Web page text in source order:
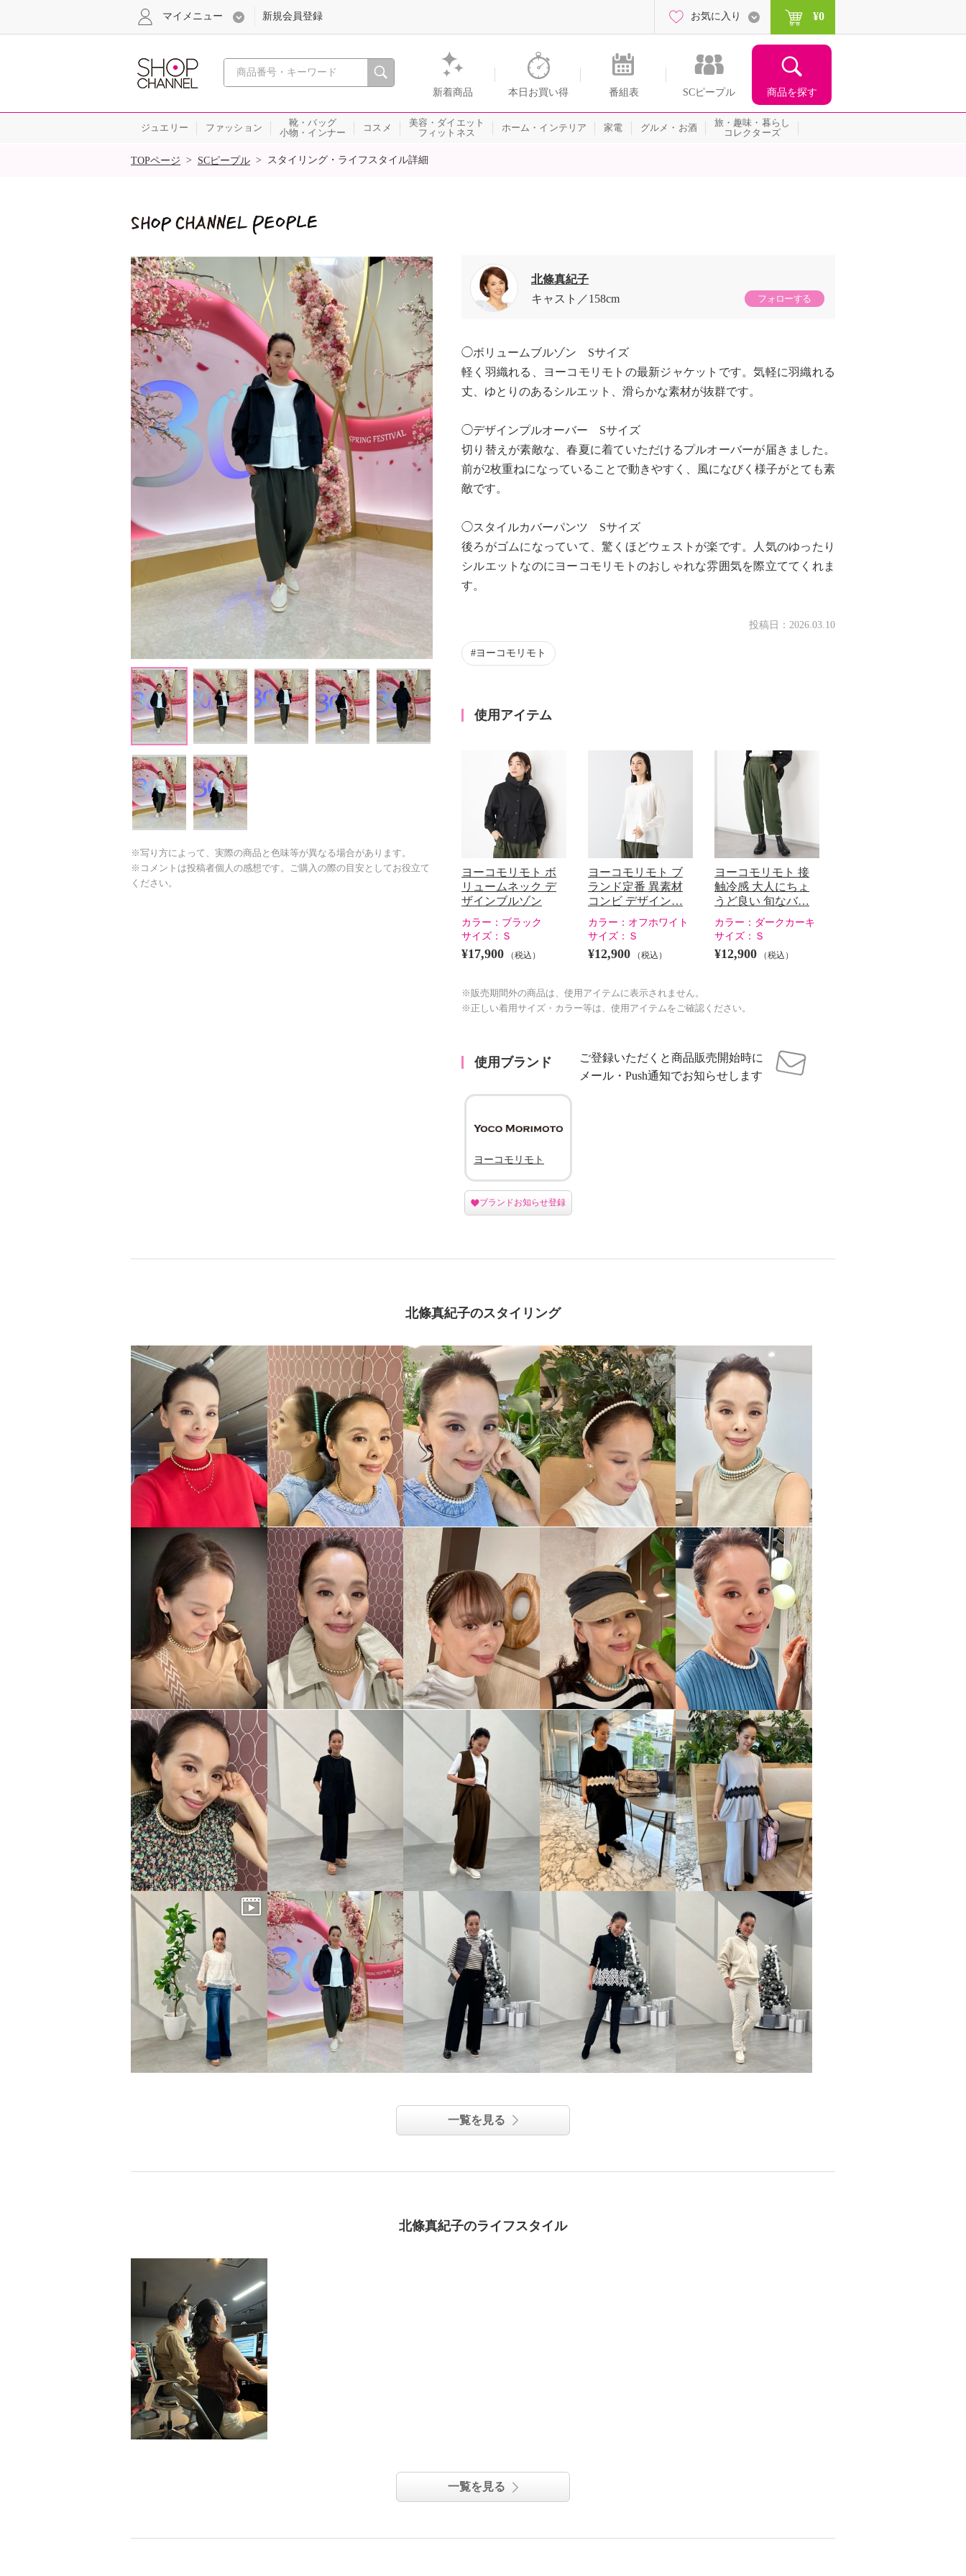
心おどる、瞬間を。通販・テレビショッピングのショップチャンネル
新着商品 本日お買い得 番組表 SCピープル 商品を探す
マイメニュー 新規会員登録 お気に入り ¥0
ジュエリー ファッション
靴・バッグ
小物・インナー
コスメ
美容・ダイエット
フィットネス
ホーム・インテリア 家電 グルメ・お酒
旅・趣味・暮らし
コレクターズ
SALE
TOPページ > SCピープル > スタイリング・ライフスタイル詳細
Next
※写り方によって、実際の商品と色味等が異なる場合があります。
※コメントは投稿者個人の感想です。ご購入の際の目安としてお役立て
ください。
北條真紀子
キャスト
158cm フォローする
◯ボリュームブルゾン Sサイズ
軽く羽織れる、ヨーコモリモトの最新ジャケットです。気軽に羽織れる
丈、ゆとりのあるシルエット、滑らかな素材が抜群です。
◯デザインプルオーバー Sサイズ
切り替えが素敵な、春夏に着ていただけるプルオーバーが届きました。
前が2枚重ねになっていることで動きやすく、風になびく様子がとても素
敵です。
◯スタイルカバーパンツ Sサイズ
後ろがゴムになっていて、驚くほどウェストが楽です。人気のゆったり
シルエットなのにヨーコモリモトのおしゃれな雰囲気を際立ててくれま
す。
投稿日： 2026.03.10
ヨーコモリモト
使用アイテム
ヨーコモリモト ボ
リュームネック デ
ザインブルゾン
カラー： ブラック
サイズ： Ｓ
¥17,900 （税込）
ヨーコモリモト ブ
ランド定番 異素材
コンビ デザイン…
カラー： オフホワイト
サイズ： Ｓ
¥12,900 （税込）
ヨーコモリモト 接
触冷感 大人にちょ
うど良い 旬なバ…
カラー： ダークカーキ
サイズ： Ｓ
¥12,900 （税込）
※販売期間外の商品は、使用アイテムに表示されません。
※正しい着用サイズ・カラー等は、使用アイテムをご確認ください。
使用ブランド
ご登録いただくと商品販売開始時に
メール・Push通知でお知らせします
ヨーコモリモト
ブランドお知らせ登録
北條真紀子のスタイリング
一覧を見る
北條真紀子のライフスタイル
一覧を見る